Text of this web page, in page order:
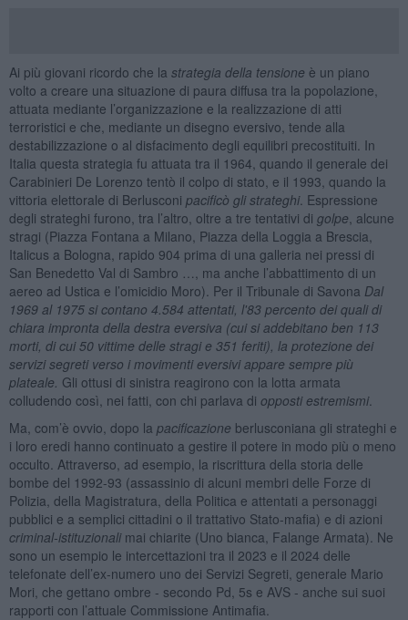
Ai più giovani ricordo che la strategia della tensione è un piano
volto a creare una situazione di paura diffusa tra la popolazione,
attuata mediante l’organizzazione e la realizzazione di atti
terroristici e che, mediante un disegno eversivo, tende alla
destabilizzazione o al disfacimento degli equilibri precostituiti. In
Italia questa strategia fu attuata tra il 1964, quando il generale dei
Carabinieri De Lorenzo tentò il colpo di stato, e il 1993, quando la
vittoria elettorale di Berlusconi pacificò gli strateghi. Espressione
degli strateghi furono, tra l’altro, oltre a tre tentativi di golpe , alcune
stragi (Piazza Fontana a Milano, Piazza della Loggia a Brescia,
Italicus a Bologna, rapido 904 prima di una galleria nei pressi di
San Benedetto Val di Sambro …, ma anche l’abbattimento di un
aereo ad Ustica e l’omicidio Moro). Per il Tribunale di Savona Dal
1969 al 1975 si contano 4.584 attentati, l'83 percento dei quali di
chiara impronta della destra eversiva (cui si addebitano ben 113
morti, di cui 50 vittime delle stragi e 351 feriti), la protezione dei
servizi segreti verso i movimenti eversivi appare sempre più
plateale. Gli ottusi di sinistra reagirono con la lotta armata
colludendo così, nei fatti, con chi parlava di opposti estremismi.
Ma, com’è ovvio, dopo la pacificazione berlusconiana gli strateghi e
i loro eredi hanno continuato a gestire il potere in modo più o meno
occulto. Attraverso, ad esempio, la riscrittura della storia delle
bombe del 1992-93 (assassinio di alcuni membri delle Forze di
Polizia, della Magistratura, della Politica e attentati a personaggi
pubblici e a semplici cittadini o il trattativo Stato-mafia) e di azioni
criminal-istituzionalimai chiarite (Uno bianca, Falange Armata). Ne
sono un esempio le intercettazioni tra il 2023 e il 2024 delle
telefonate dell’ex-numero uno dei Servizi Segreti, generale Mario
Mori, che gettano ombre - secondo Pd, 5s e AVS - anche sui suoi
rapporti con l’attuale Commissione Antimafia.